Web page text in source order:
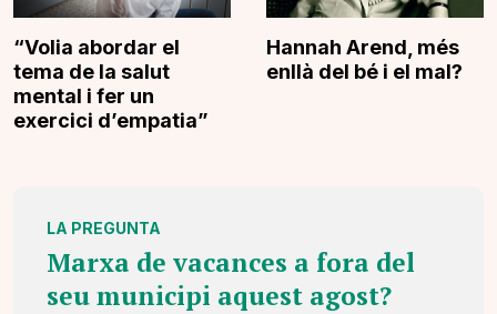
“Volia abordar el
tema de la salut
mental i fer un
exercici d’empatia”
Hannah Arend, més
enllà del bé i el mal?
LA PREGUNTA
Marxa de vacances a fora del
seu municipi aquest agost?